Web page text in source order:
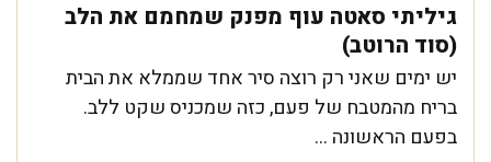
גיליתי סאטה עוף מפנק שמחמם את הלב
(סוד הרוטב)
יש ימים שאני רק רוצה סיר אחד שממלא את הבית
בריח מהמטבח של פעם, כזה שמכניס שקט ללב.
בפעם הראשונה ...